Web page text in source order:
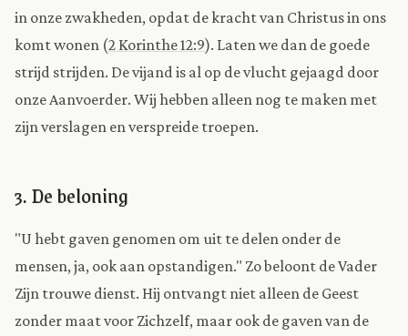
in onze zwakheden, opdat de kracht van Christus in ons
komt wonen (2 Korinthe 12:9). Laten we dan de goede
strijd strijden. De vijand is al op de vlucht gejaagd door
onze Aanvoerder. Wij hebben alleen nog te maken met
zijn verslagen en verspreide troepen.
3. De beloning
"U hebt gaven genomen om uit te delen onder de
mensen, ja, ook aan opstandigen." Zo beloont de Vader
Zijn trouwe dienst. Hij ontvangt niet alleen de Geest
zonder maat voor Zichzelf, maar ook de gaven van de